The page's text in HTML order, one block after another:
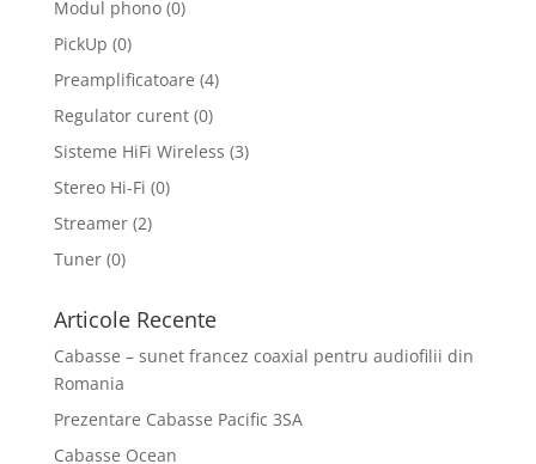
Modul phono (0)
PickUp (0)
Preamplificatoare (4)
Regulator curent (0)
Sisteme HiFi Wireless (3)
Stereo Hi-Fi (0)
Streamer (2)
Tuner (0)
Articole Recente
Cabasse – sunet francez coaxial pentru audiofilii din
Romania
Prezentare Cabasse Pacific 3SA
Cabasse Ocean